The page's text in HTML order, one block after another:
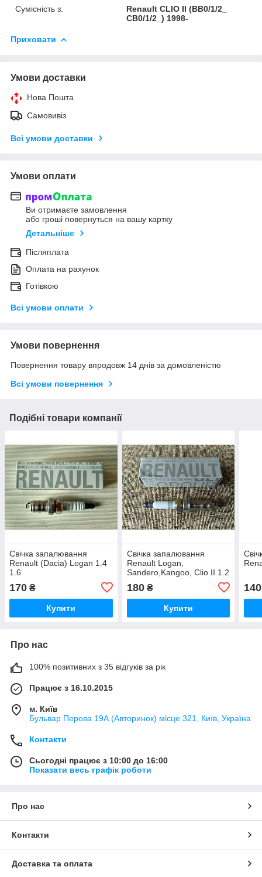
Сумісність з:
Renault CLIO II (BB0/1/2_
CB0/1/2_) 1998-
Приховати
Умови доставки
Нова Пошта
Самовивіз
Всі умови доставки
Умови оплати
Ви отримаєте замовлення
або гроші повернуться на вашу картку
Детальніше
Післяплата
Оплата на рахунок
Готівкою
Всі умови оплати
Умови повернення
Повернення товару впродовж 14 днів за домовленістю
Всі умови повернення
Подібні товари компанії
Свічка запалювання
Renault (Dacia) Logan 1.4
1.6
170 ₴
Купити
Свічка запалювання
Renault Logan,
Sandero,Kangoo, Clio II 1.2
180₴
Купити
140
Про нас
100% позитивних з 35 відгуків за рік
Працює з 16.10.2015
м. Київ
Бульвар Перова 19А (Авторинок) місце 321, Київ, Україна
Контакти
Сьогодні працює з 10:00 до 16:00
Показати весь графік роботи
Про нас
Контакти
Доставка та оплата